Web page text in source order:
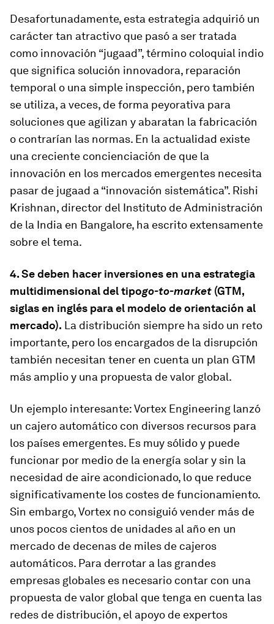
Desafortunadamente, esta estrategia adquirió un
carácter tan atractivo que pasó a ser tratada
como innovación “jugaad”, término coloquial indio
que significa solución innovadora, reparación
temporal o una simple inspección, pero también
se utiliza, a veces, de forma peyorativa para
soluciones que agilizan y abaratan la fabricación
o contrarían las normas. En la actualidad existe
una creciente concienciación de que la
innovación en los mercados emergentes necesita
pasar de jugaad a “innovación sistemática”. Rishi
Krishnan, director del Instituto de Administración
de la India en Bangalore, ha escrito extensamente
sobre el tema.
4. Se deben hacer inversiones en una estrategia
multidimensional del tipogo-to-market (GTM,
siglas en inglés para el modelo de orientación al
mercado). La distribución siempre ha sido un reto
importante, pero los encargados de la disrupción
también necesitan tener en cuenta un plan GTM
más amplio y una propuesta de valor global.
Un ejemplo interesante: Vortex Engineering lanzó
un cajero automático con diversos recursos para
los países emergentes. Es muy sólido y puede
funcionar por medio de la energía solar y sin la
necesidad de aire acondicionado, lo que reduce
significativamente los costes de funcionamiento.
Sin embargo, Vortex no consiguió vender más de
unos pocos cientos de unidades al año en un
mercado de decenas de miles de cajeros
automáticos. Para derrotar a las grandes
empresas globales es necesario contar con una
propuesta de valor global que tenga en cuenta las
redes de distribución, el apoyo de expertos